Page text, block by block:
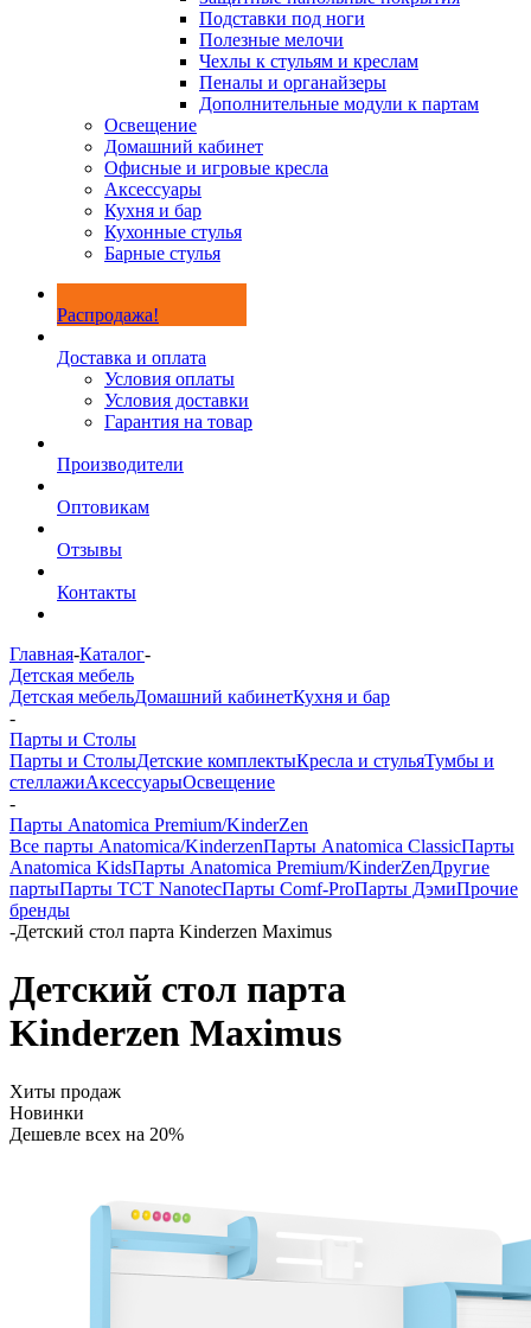
Подставки под ноги
Полезные мелочи
Чехлы к стульям и креслам
Пеналы и органайзеры
Дополнительные модули к партам
Освещение
Домашний кабинет
Офисные и игровые кресла
Аксессуары
Кухня и бар
Кухонные стулья
Барные стулья
Распродажа!
Доставка и оплата
Условия оплаты
Условия доставки
Гарантия на товар
Производители
Оптовикам
Отзывы
Контакты
Главная-Каталог-
Детская мебель
Детская мебельДомашний кабинетКухня и бар
-
Парты и Столы
Парты и СтолыДетские комплектыКресла и стульяТумбы и
стеллажиАксессуарыОсвещение
-
Парты Anatomica Premium/KinderZen
Все парты Anatomica/KinderzenПарты Anatomica ClassicПарты
Anatomica KidsПарты Anatomica Premium/KinderZenДругие
партыПарты TCT NanotecПарты Comf-ProПарты ДэмиПрочие
бренды
-Детский стол парта Kinderzen Maximus
Детский стол парта
Kinderzen Maximus
Хиты продаж
Новинки
Дешевле всех на 20%